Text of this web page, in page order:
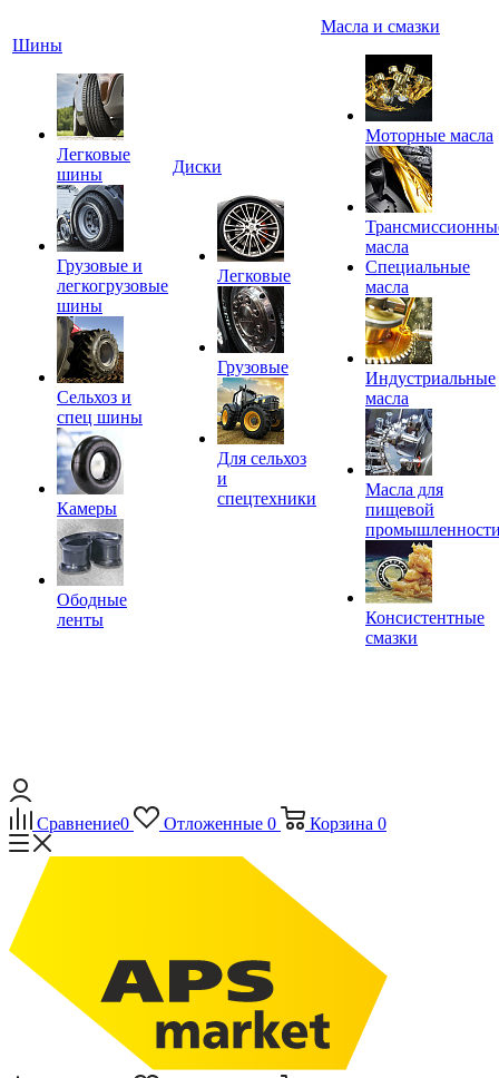
Шины
Легковые
шины
Грузовые и
легкогрузовые
шины
Сельхоз и
спец шины
Камеры
Ободные
ленты
Диски
Легковые
Грузовые
Для сельхоз
и
спецтехники
Масла и смазки
Моторные масла
масла
Специальные
масла
Индустриальные
масла
Масла для
пищевой
Консистентные
смазки
Сравнение0 Отложенные 0 Корзина 0